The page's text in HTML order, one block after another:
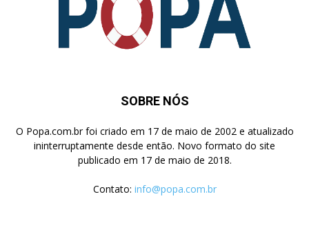
SOBRE NÓS
O Popa.com.br foi criado em 17 de maio de 2002 e atualizado
ininterruptamente desde então. Novo formato do site
publicado em 17 de maio de 2018.
Contato: info@popa.com.br